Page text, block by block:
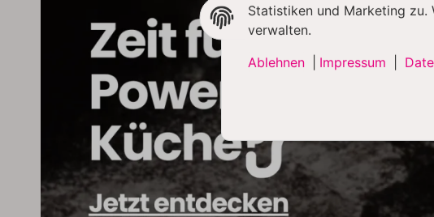
Statistiken und Marketing zu.
verwalten.
Ablehnen
Impressum